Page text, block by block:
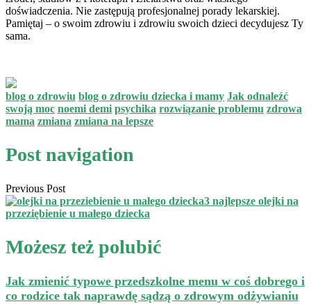
doświadczenia. Nie zastępują profesjonalnej porady lekarskiej.
Pamiętaj – o swoim zdrowiu i zdrowiu swoich dzieci decydujesz Ty
sama.
blog o zdrowiu blog o zdrowiu dziecka i mamy Jak odnaleźć
swoją moc noemi demi psychika rozwiązanie problemu zdrowa
mama zmiana zmiana na lepsze
Post navigation
Previous Post
3 najlepsze olejki na
przeziębienie u małego dziecka
Możesz też polubić
Jak zmienić typowe przedszkolne menu w coś dobrego i
co rodzice tak naprawdę sądzą o zdrowym odżywianiu